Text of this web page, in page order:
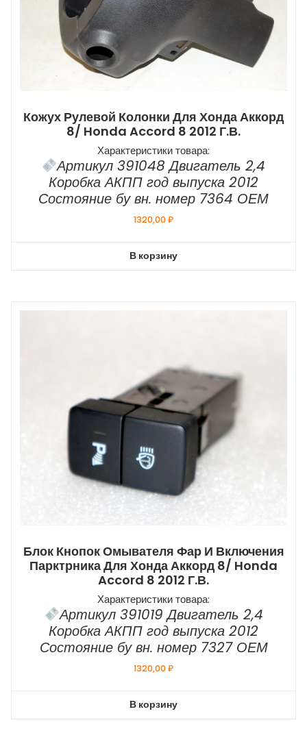
Кожух Рулевой Колонки Для Хонда Аккорд
8/ Honda Accord 8 2012 Г.в.
Характеристики товара:
Артикул 391048 Двигатель 2,4
Коробка АКПП год выпуска 2012
Состояние бу вн. номер 7364 ОЕМ
1320,00₽
В корзину
Блок Кнопок Омывателя Фар И Включения
Парктрника Для Хонда Аккорд 8/ Honda
Accord 8 2012 Г.в.
Характеристики товара:
Артикул 391019 Двигатель 2,4
Коробка АКПП год выпуска 2012
Состояние бу вн. номер 7327 ОЕМ
1320,00₽
В корзину